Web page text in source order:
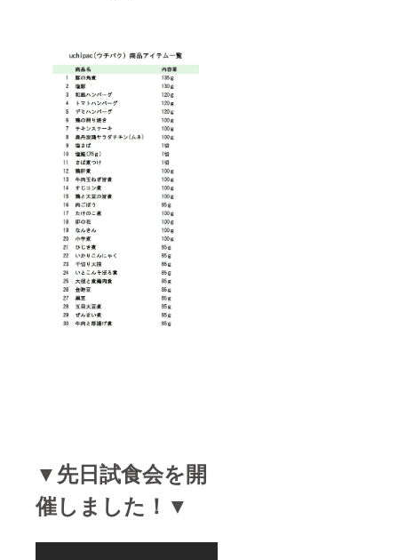
▼先日試食会を開
催しました！▼